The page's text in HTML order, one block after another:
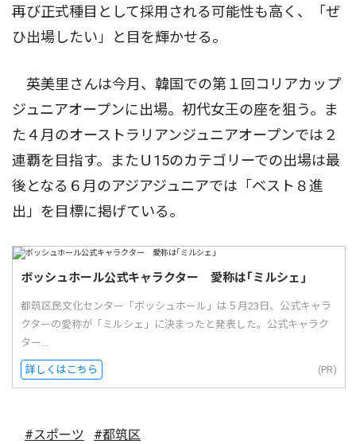
再び正式種目として採用される可能性も高く、「ぜ
ひ出場したい」と目を輝かせる。
英美里さんは今月、韓国での第１回コリアカップ
ジュニアオープンに出場。初代女王の座を狙う。ま
た４月のオーストラリアンジュニアオープンでは２
連覇を目指す。またＵ15のカテゴリーでの出場は最
後となる６月のアジアジュニアでは「ベスト８進
出」を目標に掲げている。
ボッシュホール公式キャラクター 愛称は｢ミルシェ｣
都筑区民文化センター「ボッシュホール」は５月23日、公式キャラ
クターの愛称が「ミルシェ」に決まったと発表した。公式キャラク
ター...
詳しくはこちら (PR)
#スポーツ #都筑区